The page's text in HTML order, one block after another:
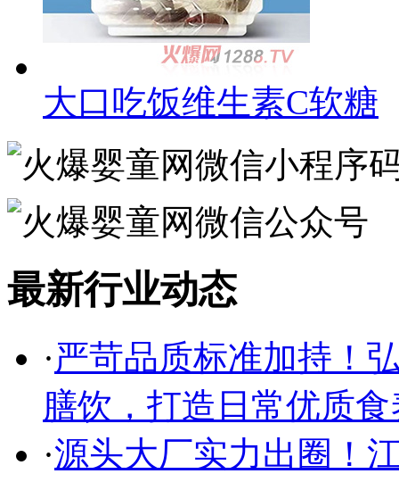
大口吃饭维生素C软糖
最新行业动态
·严苛品质标准加持！
膳饮，打造日常优质
·源头大厂实力出圈！